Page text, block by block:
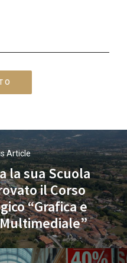
Article
la sua Scuola
il Corso
“Grafica e